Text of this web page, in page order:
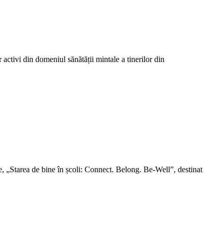
din domeniul sănătății mintale a tinerilor din
de bine în școli: Connect. Belong. Be-Well”, destinat